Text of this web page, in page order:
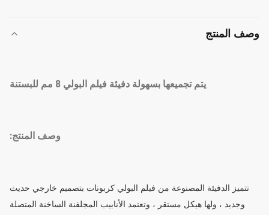
وصف المنتج
يتم تجميعها بسهولة دفيئة فيلم البولي 8 مم للبستنة
وصف المنتج:
تتميز الدفيئة المصنوعة من فيلم البولي كربونات بتصميم خارجي حديث
وجديد ، ولها هيكل مستقر ، وتعتمد الأنابيب المجلفنة الساخنة المتصلة